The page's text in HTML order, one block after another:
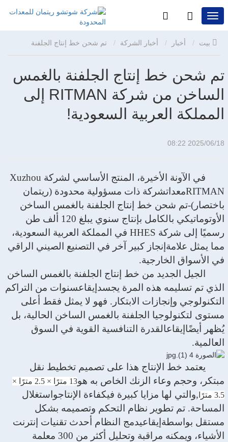
أخبار أخبار الشركة تم شحن خط إنتاج الجلفنة
بالغمس الساخن من شركة RITMAN إلى المملكة العربية السعودية!
تم شحن خط إنتاج الجلفنة بالغمس
الساخن من شركة RITMAN إلى
المملكة العربية السعودية!
2025/06/18 08:22
في الآونة الأخيرة، المنتج الأساسي لشركة Xuzhou
RITMANمعداتشركة ذات مسؤولية محدودة (ريتمان
باختصار)-تم شحن خط إنتاج الجلفنة بالغمس الساخن
الأوتوماتيكي بالكامل بإنتاج سنوي يبلغ 120 ألف طن
رسميًا إلى شركة HHES في المملكة العربية السعودية،
مما يمثل علامة إنجاز كبير آخر في التصنيع الصيني الراقي
في الأسواق الخارجية.
الجيل الجديد من خط إنتاج الجلفنة بالغمس الساخن
الذي تم تسليمه هذه المرة يجسد إيقاعسنوات من التراكم
التكنولوجي وإنجازات الابتكار. فهو لا يمثل فقط أعلى
مستوى لتكنولوجيا الجلفنة بالغمس الساخن الحالية، بل
يُظهر أيضًا إيقاعالقدرة التنافسية القوية في السوق
العالمية.
يعتمد خط الإنتاج هذا على تصميم تخطيط نقل
مبتكر، وحجم وعاء الزنك الخاص به هو
13 مترًا × 2.5 مترًا ×
3.5 مترًا
,والتي لها مزايا كبيرة فيكفاءة الإنتاجو استغلال
المساحة. تم تطوير نظام التحكم وتصميمه بشكل
مستقل بواسطة إيقاعيدمج النظام أحدث تقنيات إنترنت
الأشياء، ويمكنه مراقبة وتحليل أكثر من 300 معلمة